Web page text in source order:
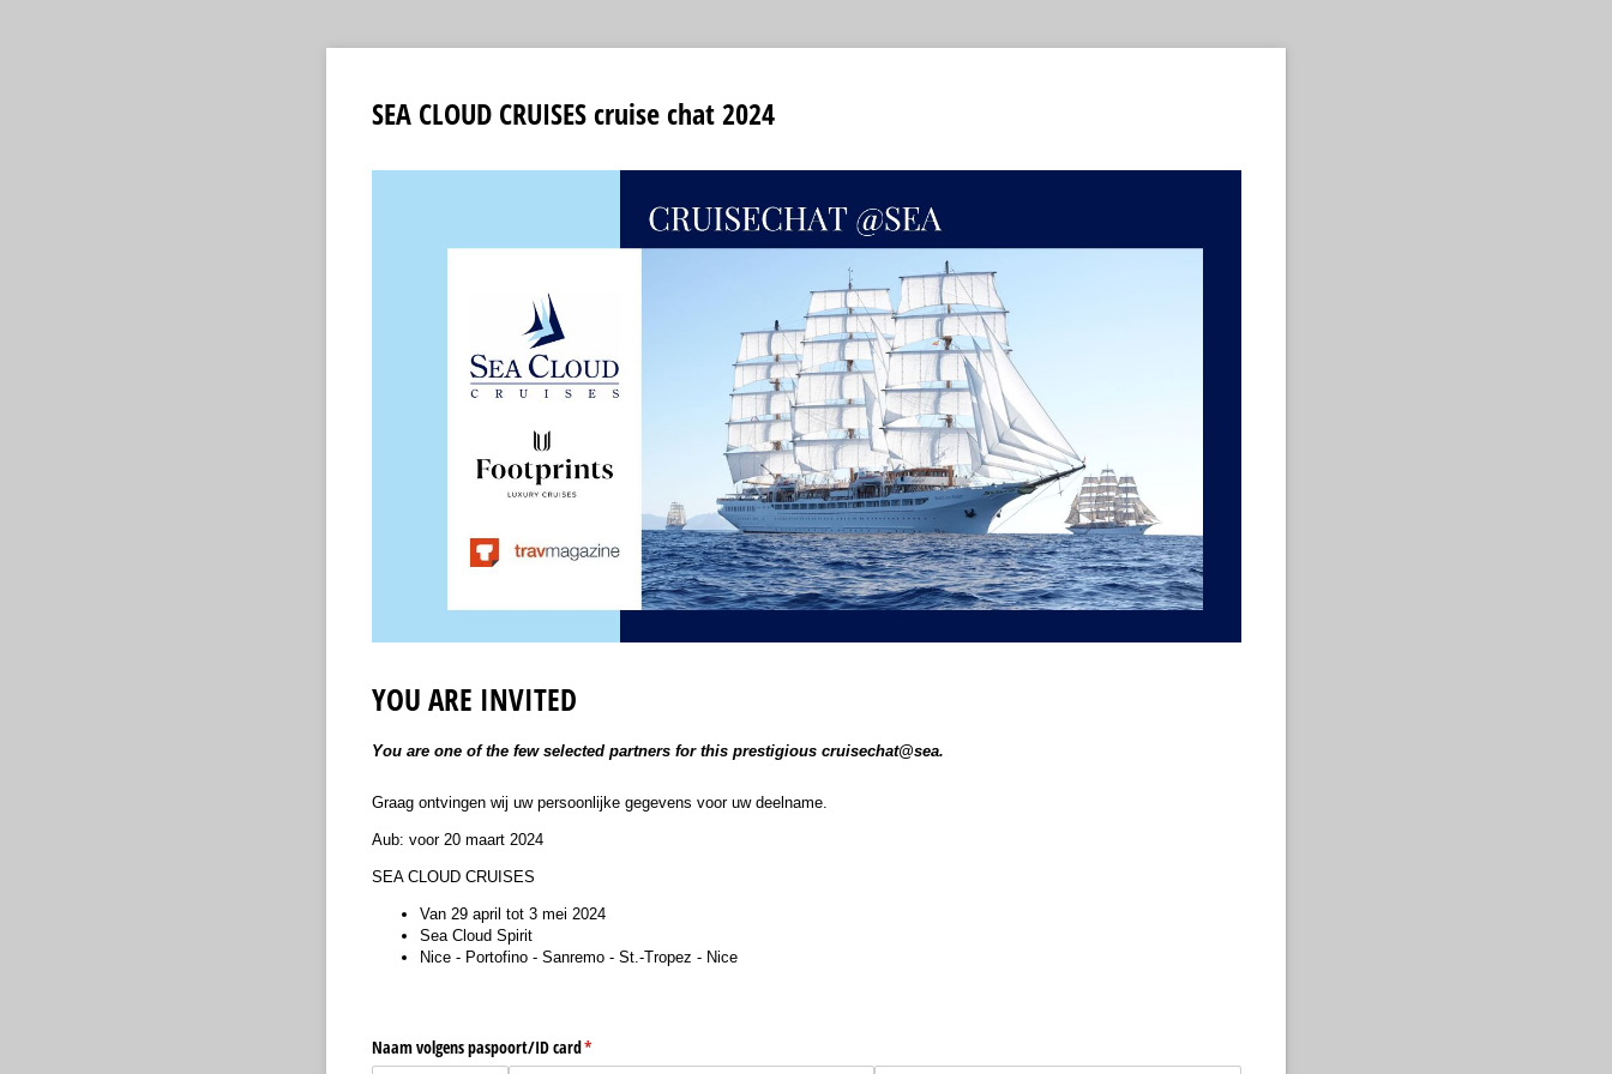
SEA CLOUD CRUISES cruise chat 2024
YOU ARE INVITED
You are one of the few selected partners for this prestigious cruisechat@sea.
Graag ontvingen wij uw persoonlijke gegevens voor uw deelname.
Aub: voor 20 maart 2024
SEA CLOUD CRUISES
Van 29 april tot 3 mei 2024
Sea Cloud Spirit
Nice - Portofino - Sanremo - St.-Tropez - Nice
Naam volgens paspoort/​ID card*
(is vereist)